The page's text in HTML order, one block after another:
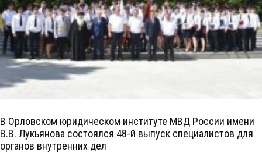
В Орловском юридическом институте МВД России имени
В.В. Лукьянова состоялся 48-й выпуск специалистов для
органов внутренних дел